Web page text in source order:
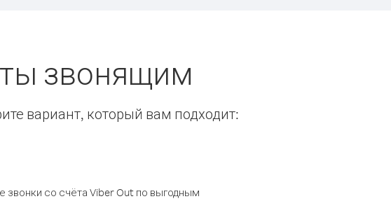
звонящим
вариант, который вам подходит:
звонки со счёта Viber Out по выгодным